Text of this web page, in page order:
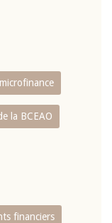
la BCEAO
financiers